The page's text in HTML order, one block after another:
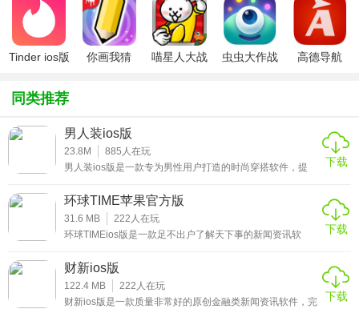
每周六上午提前阅读《财新周刊》新一期重要稿件，重磅报
道快人一步;
2、省：较原“数据通”直省1000元
轻装版的财新数据通Lite仅售998元，伺机者/CEIC/财新指数
三款专业型数据产品可根据自己需要独立选购;
3、好：四大数据库，带你看有数据的新闻
财新数据旗下企业/人物/股票/债券四大财经数据库与财新资讯
文章之间相互打通，轻松实现对新闻资讯背景信息与数据的
一站式浏览、查询和获取;
4、多：“财新通”新闻内容+专享深度财经资讯
享受“财新通”全部付费内容权限，每日100+金融/公司/宏观/政
经/大数据/消费/能源等领域一手原创新闻报道;此外，“财新数
Tinder ios版
你画我猜
喵星人大战
虫虫大作战
高德导航
同类推荐
男人装ios版
23.8M 885 人在玩
男人装ios版是一款专为男性用户打造的时尚穿搭软件，提
友都感兴趣的内容，不管是品味、时尚、穿着或女人，男士
装app是中国发行量最大的男性杂志，让你轻松学会穿搭、
装扮等方面的内容，让你变得更加时尚，感兴趣的小伙伴赶
紧来下载这款男人装ios版体验吧。
下载
环球TIME苹果官方版
31.6 MB 222 人在玩
环球TIMEios版是一款足不出户了解天下事的新闻资讯软
世界的视野，全方位呈现出最具权威深度的新闻资讯信息。
拥有一支最早走出国门的专业报道队伍，驻外特派特派记者
已遍布全球150多个国家和地区，能迅速、准确地用中英文
双语报道世界各地动态，感兴趣的小伙伴赶紧来下载这款环
下载
财新ios版
122.4 MB 222 人在玩
财新ios版是一款质量非常好的原创金融类新闻资讯软件，完
下载